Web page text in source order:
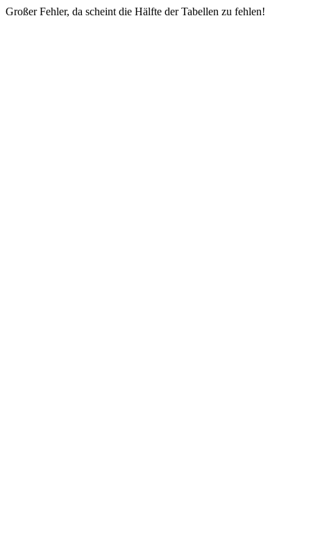
Großer Fehler, da scheint die Hälfte der Tabellen zu fehlen!